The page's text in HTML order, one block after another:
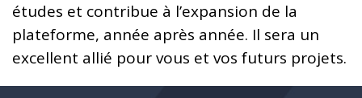
études et contribue à l’expansion de la
plateforme, année après année. Il sera un
excellent allié pour vous et vos futurs projets.